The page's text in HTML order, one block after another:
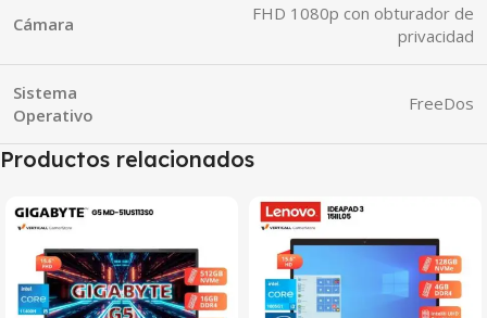
Cámara
FHD 1080p con obturador de
privacidad
Sistema
Operativo
FreeDos
Productos relacionados
SALE